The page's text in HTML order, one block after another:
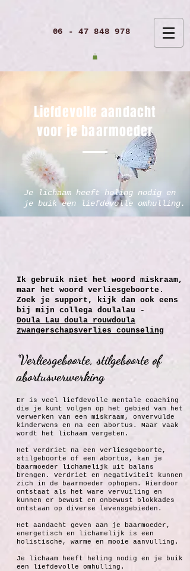
06 - 47 848 978
Liefdevolle aandacht
voor je baarmoeder
Je lichaam heeft heling nodig en
je buik een liefdevolle omhulling.
Ik gebruik niet het woord miskraam,
maar het woord verliesgeboorte.
Zoek je support, kijk dan ook eens
bij mijn collega doulalau -
Doula Lau doula rouwdoula
zwangerschapsverlies counseling
'Verliesgeboorte, stilgeboorte of
abortusverwerking
Er is veel liefdevolle mentale coaching
die je kunt volgen op het gebied van het
verwerken van een miskraam, onvervulde
kinderwens en na een abortus. Maar vaak
wordt het lichaam vergeten.
Het verdriet na een verliesgeboorte,
stilgeboorte of een abortus, kan je
baarmoeder lichamelijk uit balans
brengen. Verdriet en negativiteit kunnen
zich in de baarmoeder ophopen. Hierdoor
ontstaat als het ware vervuiling en
kunnen er bewust en onbewust blokkades
ontstaan op diverse levensgebieden.
Het aandacht geven aan je baarmoeder,
energetisch en lichamelijk is een
holistische, warme en mooie aanvulling.
Je lichaam heeft heling nodig en je buik
een liefdevolle omhulling.